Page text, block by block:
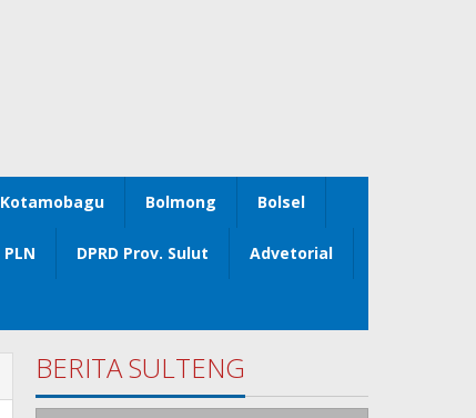
Kotamobagu Bolmong Bolsel
PLN DPRD Prov. Sulut Advetorial
BERITA SULTENG